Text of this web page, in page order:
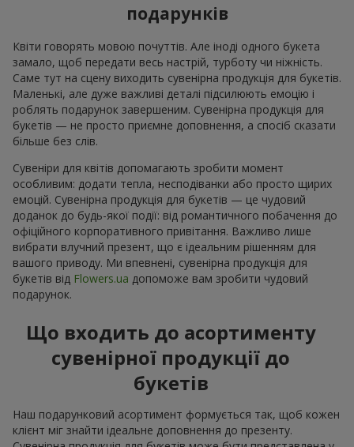
подарунків
Квіти говорять мовою почуттів. Але іноді одного букета
замало, щоб передати весь настрій, турботу чи ніжність.
Саме тут на сцену виходить сувенірна продукція для букетів.
Маленькі, але дуже важливі деталі підсилюють емоцію і
роблять подарунок завершеним. Сувенірна продукція для
букетів — не просто приємне доповнення, а спосіб сказати
більше без слів.
Сувеніри для квітів допомагають зробити момент
особливим: додати тепла, несподіванки або просто щирих
емоцій. Сувенірна продукція для букетів — це чудовий
доданок до будь-якої події: від романтичного побачення до
офіційного корпоративного привітання. Важливо лише
вибрати влучний презент, що є ідеальним рішенням для
вашого приводу. Ми впевнені, сувенірна продукція для
букетів від Flowers.ua допоможе вам зробити чудовий
подарунок.
Що входить до асортименту
сувенірної продукції до
букетів
Наш подарунковий асортимент формується так, щоб кожен
клієнт міг знайти ідеальне доповнення до презенту.